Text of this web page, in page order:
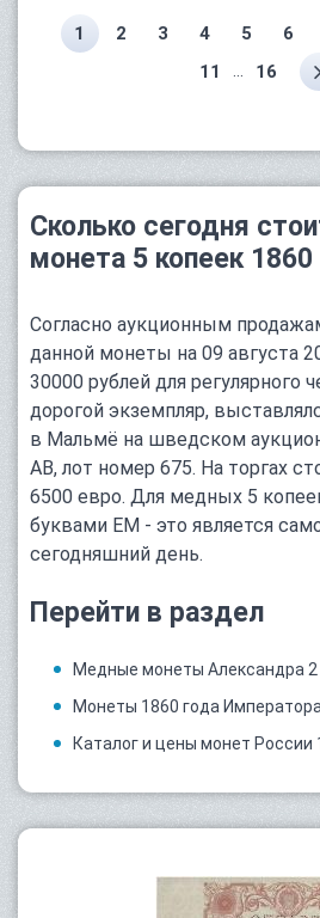
1 2 3 4 5 6
11
16
Сколько сегодня
монета 5 копеек 1860
Согласно аукционным
данной монеты на 09 августа
30000 рублей для регулярного
дорогой экземпляр,
в Мальмё на шведском
AB, лот номер 675. На торгах
6500 евро. Для медных 5
буквами ЕМ - это является
сегодняшний день.
Перейти в раздел
Медные монеты Александра
Монеты 1860 года
Каталог и цены монет России